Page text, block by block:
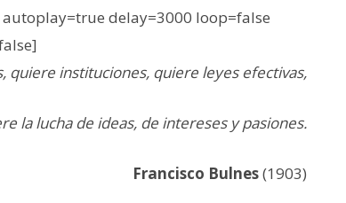
delay=3000 loop=false
quiere instituciones, quiere leyes efectivas,
la lucha de ideas, de intereses y pasiones.
Francisco Bulnes(1903)